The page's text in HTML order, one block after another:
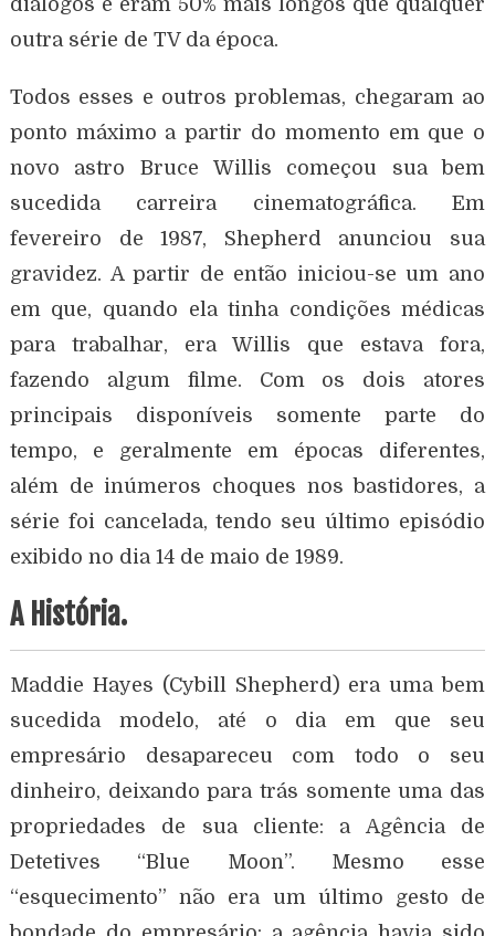
outra série de TV da época.
Todos esses e outros problemas, chegaram ao
ponto máximo a partir do momento em que o
novo astro Bruce Willis começou sua bem
sucedida carreira cinematográfica. Em
fevereiro de 1987, Shepherd anunciou sua
gravidez. A partir de então iniciou-se um ano
em que, quando ela tinha condições médicas
para trabalhar, era Willis que estava fora,
fazendo algum filme. Com os dois atores
principais disponíveis somente parte do
tempo, e geralmente em épocas diferentes,
além de inúmeros choques nos bastidores, a
série foi cancelada, tendo seu último episódio
exibido no dia 14 de maio de 1989.
A História.
Maddie Hayes (Cybill Shepherd) era uma bem
sucedida modelo, até o dia em que seu
empresário desapareceu com todo o seu
dinheiro, deixando para trás somente uma das
propriedades de sua cliente: a Agência de
Detetives “Blue Moon”. Mesmo esse
“esquecimento” não era um último gesto de